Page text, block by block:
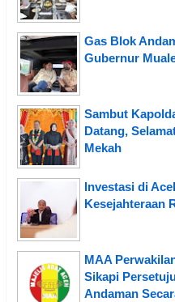
Gas Blok
Gubernur
Sambut
Datang,
Mekah
Investasi di
Kesejahteraan
MAA
Sikapi
Andaman